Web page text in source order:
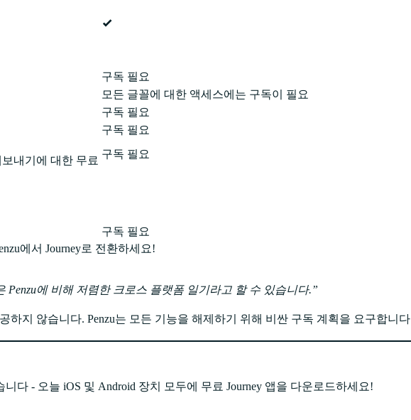
구독 필요
모든 글꼴에 대한 액세스에는 구독이 필요
구독 필요
구독 필요
내기에 대한 무료
구독 필요
구독 필요
에서 Journey로 전환하세요!
Penzu에 비해 저렴한 크로스 플랫폼 일기라고 할 수 있습니다.
하지 않습니다. Penzu는 모든 기능을 해제하기 위해 비싼 구독 계획을 요구합니다
다 - 오늘 iOS 및 Android 장치 모두에 무료 Journey 앱을 다운로드하세요!